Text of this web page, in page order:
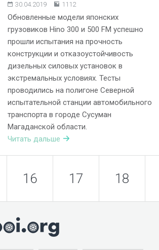
30.04.2019 1112
Обновленные модели японских
грузовиков Hino 300 и 500 FM успешно
прошли испытания на прочность
конструкции и отказоустойчивость
дизельных силовых установок в
экстремальных условиях. Тесты
проводились на полигоне Северной
испытательной станции автомобильного
транспорта в городе Сусуман
Магаданской области.
Читать дальше
16 17 18